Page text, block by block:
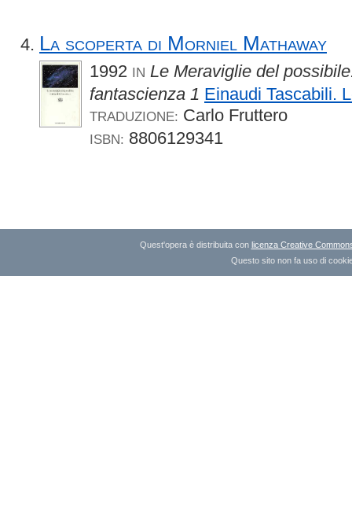
La scoperta di Morniel Mathaway
1992 IN Le Meraviglie del
fantascienza 1 Einaudi Tascabili.
TRADUZIONE: Carlo Fruttero
ISBN: 8806129341
Quest'opera è distribuita con licenza Creative
Questo sito non fa uso di